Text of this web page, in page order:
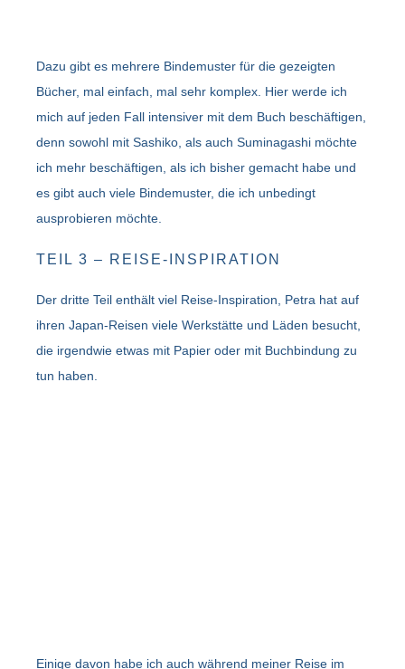
Dazu gibt es mehrere Bindemuster für die gezeigten
Bücher, mal einfach, mal sehr komplex. Hier werde ich
mich auf jeden Fall intensiver mit dem Buch beschäftigen,
denn sowohl mit Sashiko, als auch Suminagashi möchte
ich mehr beschäftigen, als ich bisher gemacht habe und
es gibt auch viele Bindemuster, die ich unbedingt
ausprobieren möchte.
TEIL 3 – REISE-INSPIRATION
Der dritte Teil enthält viel Reise-Inspiration, Petra hat auf
ihren Japan-Reisen viele Werkstätte und Läden besucht,
die irgendwie etwas mit Papier oder mit Buchbindung zu
tun haben.
Einige davon habe ich auch während meiner Reise im